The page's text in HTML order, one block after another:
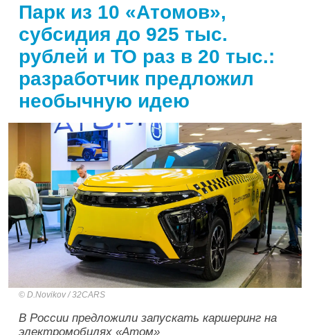
Парк из 10 «Атомов»,
субсидия до 925 тыс.
рублей и ТО раз в 20 тыс.:
разработчик предложил
необычную идею
D.Novikov / 32CARS
В России предложили запускать каршеринг на
электромобилях «Атом»